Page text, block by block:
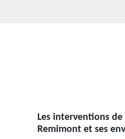
Les interventions
Remimont et ses